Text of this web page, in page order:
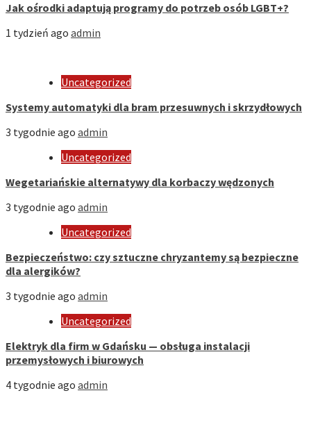
Jak ośrodki adaptują programy do potrzeb osób LGBT+?
1 tydzień ago admin
Uncategorized
Systemy automatyki dla bram przesuwnych i skrzydłowych
3 tygodnie ago admin
Uncategorized
Wegetariańskie alternatywy dla korbaczy wędzonych
3 tygodnie ago admin
Uncategorized
Bezpieczeństwo: czy sztuczne chryzantemy są bezpieczne
dla alergików?
3 tygodnie ago admin
Uncategorized
Elektryk dla firm w Gdańsku — obsługa instalacji
przemysłowych i biurowych
4 tygodnie ago admin